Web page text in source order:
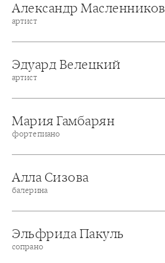
Александр Масленников
артист
Эдуард Велецкий
артист
Мария Гамбарян
фортепиано
Алла Сизова
балерина
Эльфрида Пакуль
сопрано